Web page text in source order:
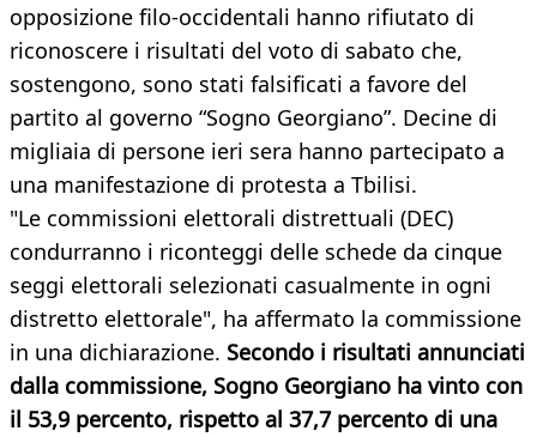
opposizione filo-occidentali hanno rifiutato di
riconoscere i risultati del voto di sabato che,
sostengono, sono stati falsificati a favore del
partito al governo “Sogno Georgiano”. Decine di
migliaia di persone ieri sera hanno partecipato a
una manifestazione di protesta a Tbilisi.
"Le commissioni elettorali distrettuali (DEC)
condurranno i riconteggi delle schede da cinque
seggi elettorali selezionati casualmente in ogni
distretto elettorale", ha affermato la commissione
in una dichiarazione. Secondo i risultati annunciati
dalla commissione, Sogno Georgiano ha vinto con
il 53,9 percento, rispetto al 37,7 percento di una